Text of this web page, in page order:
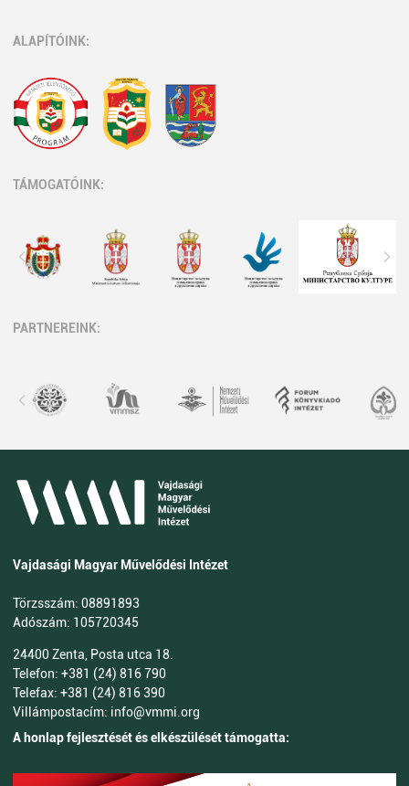
ALAPÍTÓINK:
TÁMOGATÓINK:
PARTNEREINK:
Vajdasági Magyar Művelődési Intézet
Törzsszám: 08891893
Adószám: 105720345
24400 Zenta, Posta utca 18.
Telefon: +381 (24) 816 790
Telefax: +381 (24) 816 390
Villámpostacím: info@vmmi.org
A honlap fejlesztését és elkészülését támogatta: